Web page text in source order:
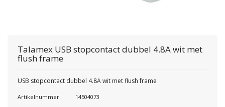
Talamex USB stopcontact dubbel 4.8A wit met
flush frame
USB stopcontact dubbel 4.8A wit met flush frame
Artikelnummer: 14504073